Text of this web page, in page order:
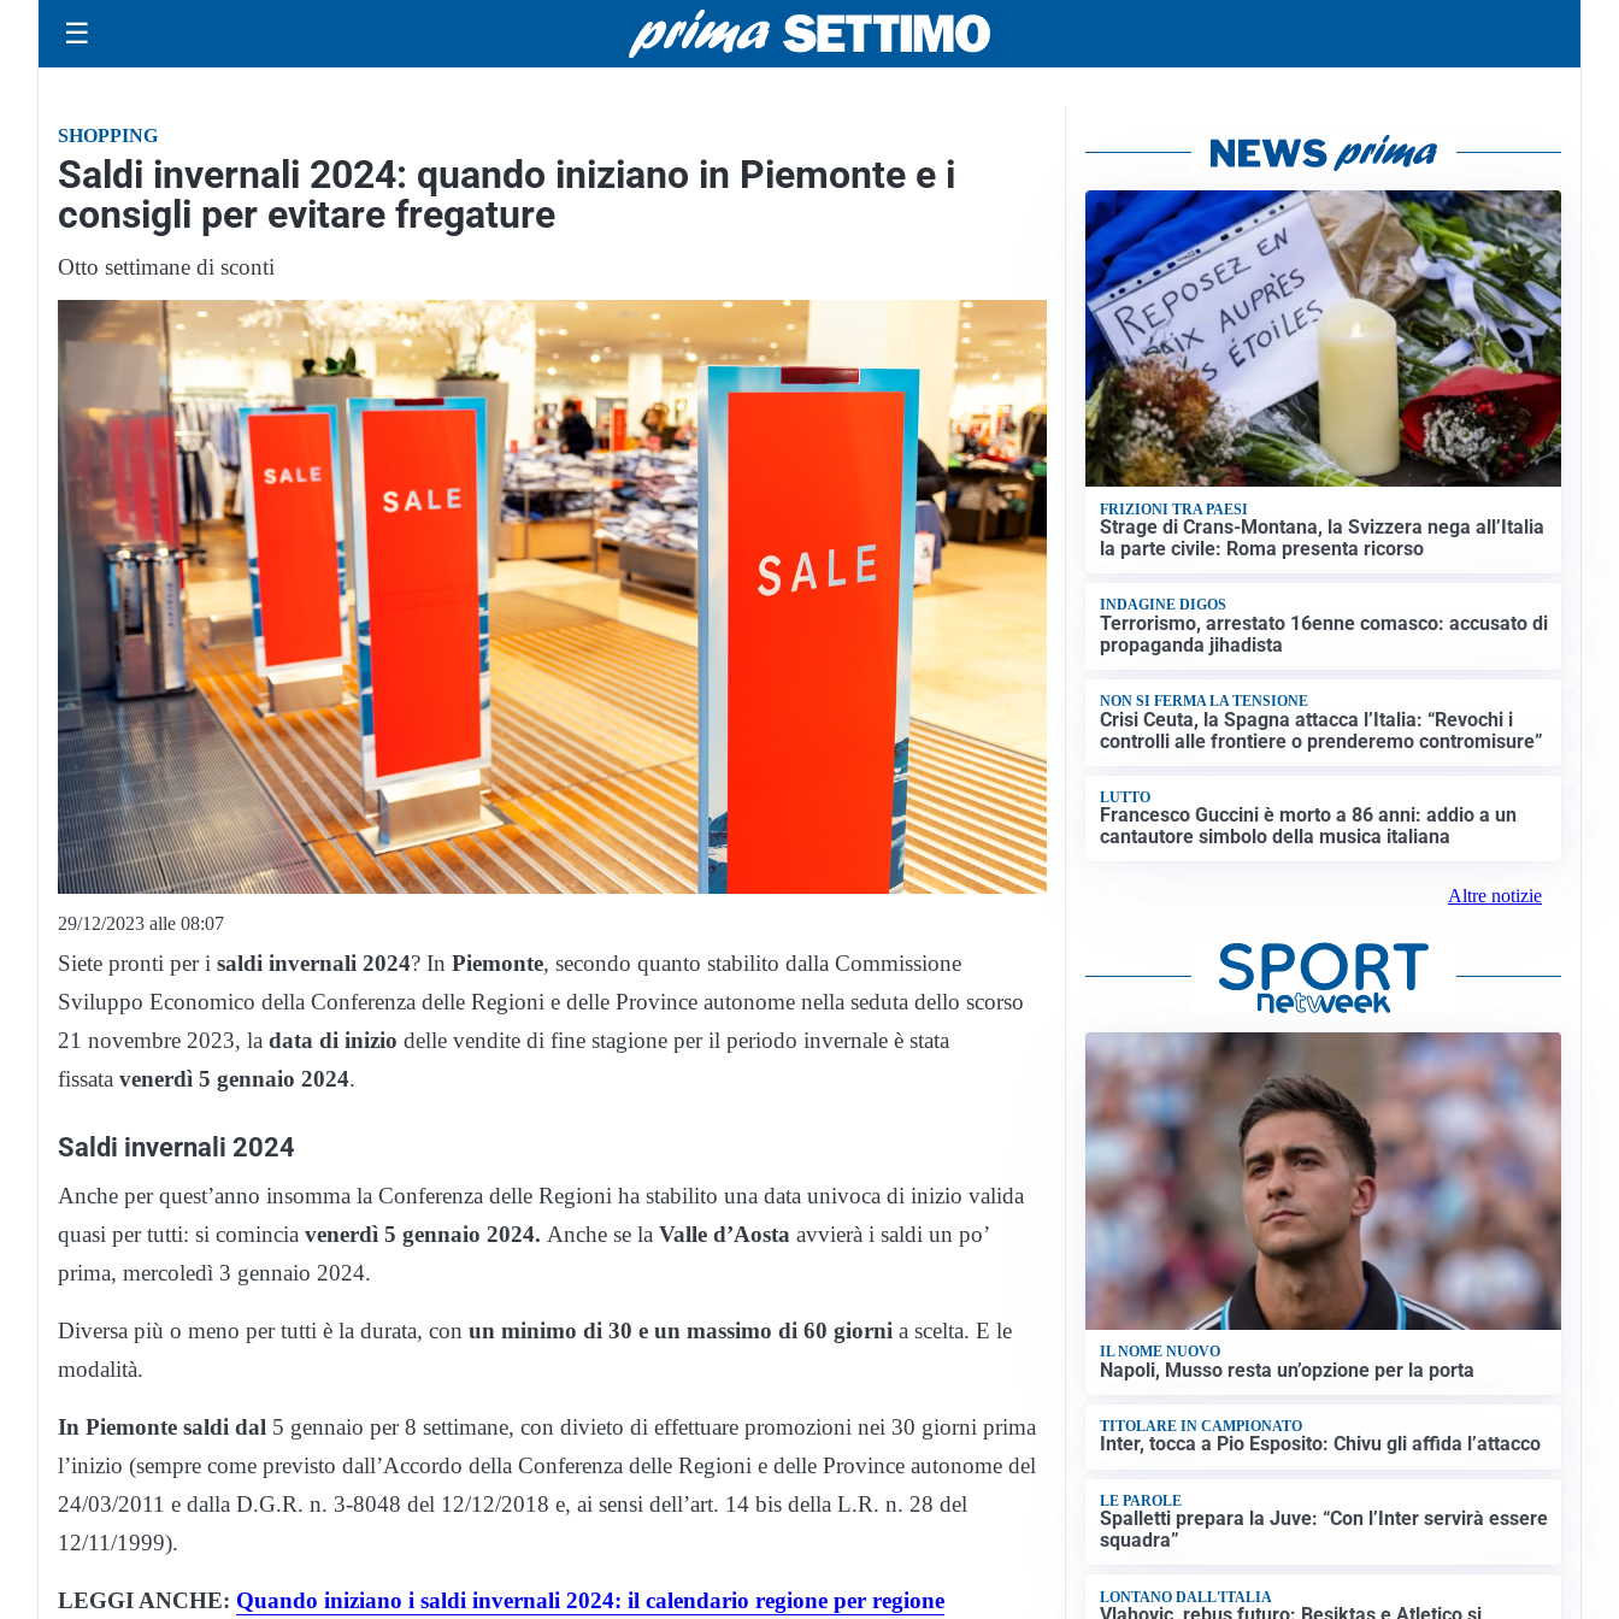
☰
SHOPPING
Saldi invernali 2024: quando iniziano in Piemonte e i
consigli per evitare fregature
Otto settimane di sconti
29/12/2023 alle 08:07
Siete pronti per i saldi invernali 2024? In Piemonte, secondo quanto stabilito dalla Commissione
Sviluppo Economico della Conferenza delle Regioni e delle Province autonome nella seduta dello scorso
21 novembre 2023, la data di inizio delle vendite di fine stagione per il periodo invernale è stata
fissata venerdì 5 gennaio 2024.
Saldi invernali 2024
Anche per quest’anno insomma la Conferenza delle Regioni ha stabilito una data univoca di inizio valida
quasi per tutti: si comincia venerdì 5 gennaio 2024. Anche se la Valle d’Aosta avvierà i saldi un po’
prima, mercoledì 3 gennaio 2024.
Diversa più o meno per tutti è la durata, con un minimo di 30 e un massimo di 60 giorni a scelta. E le
modalità.
In Piemonte saldi dal 5 gennaio per 8 settimane, con divieto di effettuare promozioni nei 30 giorni prima
l’inizio (sempre come previsto dall’Accordo della Conferenza delle Regioni e delle Province autonome del
24/03/2011 e dalla D.G.R. n. 3-8048 del 12/12/2018 e, ai sensi dell’art. 14 bis della L.R. n. 28 del
12/11/1999).
LEGGI ANCHE: Quando iniziano i saldi invernali 2024: il calendario regione per regione
FRIZIONI TRA PAESI
Strage di Crans-Montana, la Svizzera nega all’Italia
la parte civile: Roma presenta ricorso
INDAGINE DIGOS
Terrorismo, arrestato 16enne comasco: accusato di
propaganda jihadista
NON SI FERMA LA TENSIONE
Crisi Ceuta, la Spagna attacca l’Italia: “Revochi i
controlli alle frontiere o prenderemo contromisure”
LUTTO
Francesco Guccini è morto a 86 anni: addio a un
cantautore simbolo della musica italiana
Altre notizie
IL NOME NUOVO
Napoli, Musso resta un’opzione per la porta
TITOLARE IN CAMPIONATO
Inter, tocca a Pio Esposito: Chivu gli affida l’attacco
LE PAROLE
Spalletti prepara la Juve: “Con l’Inter servirà essere
squadra”
LONTANO DALL'ITALIA